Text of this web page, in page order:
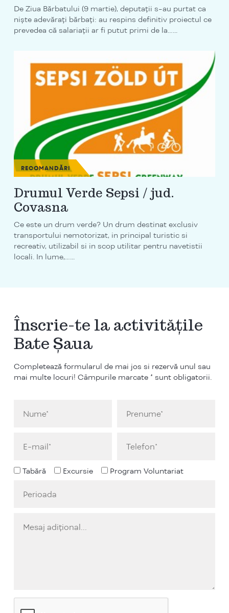
De Ziua Bărbatului (9 martie), deputații s-au purtat ca
niște adevărați bărbați: au respins definitiv proiectul ce
prevedea că salariații ar fi putut primi de la…...
RECOMANDĂRI
Drumul Verde Sepsi / jud.
Covasna
Ce este un drum verde? Un drum destinat exclusiv
transportului nemotorizat, in principal turistic si
recreativ, utilizabil si in scop utilitar pentru navetistii
locali. In lume,…...
Înscrie-te la activitățile
Bate Șaua
Completează formularul de mai jos si rezervă unul sau
mai multe locuri! Câmpurile marcate * sunt obligatorii.
Tabără Excursie Program Voluntariat